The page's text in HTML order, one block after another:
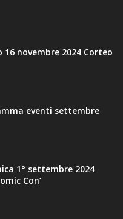
novembre 2024 Corteo
eventi settembre
1° settembre 2024
Con’